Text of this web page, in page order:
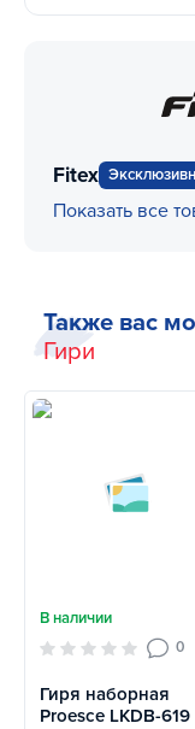
Fitex
Показать все
Также вас
Гири
В наличии
0
Гиря наборная
Proesce LKDB-619